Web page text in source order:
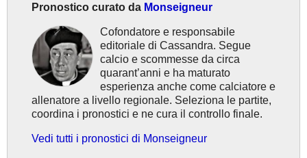
Pronostico curato da Monseigneur
Cofondatore e responsabile
editoriale di Cassandra. Segue
calcio e scommesse da circa
quarant’anni e ha maturato
esperienza anche come calciatore e
allenatore a livello regionale. Seleziona le partite,
coordina i pronostici e ne cura il controllo finale.
Vedi tutti i pronostici di Monseigneur